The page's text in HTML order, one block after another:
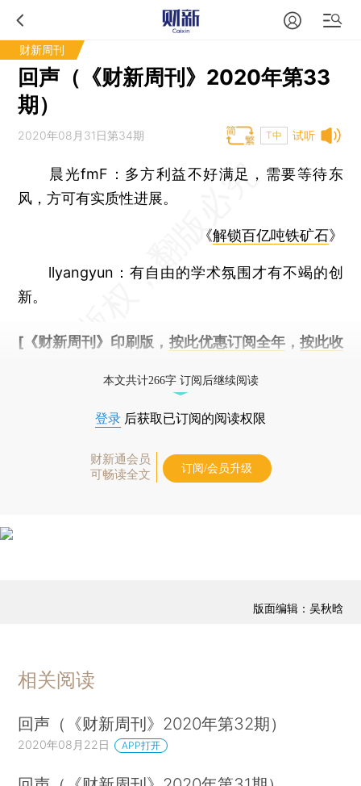
财新周刊
回声（《财新周刊》2020年第33
期）
试听
2020年08月31日第34期 T中
晨光fmF： 多方利益不好满足，需要等待东
风，方可有实质性进展。
《解锁百亿吨铁矿石》
llyangyun：有自由的学术氛围才有不竭的创
新。
[《财新周刊》印刷版， 按此优惠订阅全年， 按此收
本文共计266字 订阅后继续阅读
登录 后获取已订阅的阅读权限
财新通会员
可畅读全文
订阅/会员升级
版面编辑：吴秋晗
相关阅读
回声（《财新周刊》2020年第32期）
2020年08月22日 APP打开